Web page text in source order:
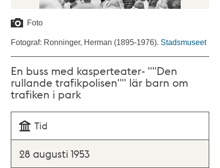
Foto
Fotograf: Ronninger, Herman (1895-1976). Stadsmuseet
En buss med kasperteater- ""Den
rullande trafikpolisen"" lär barn om
trafiken i park
Tid
28 augusti 1953